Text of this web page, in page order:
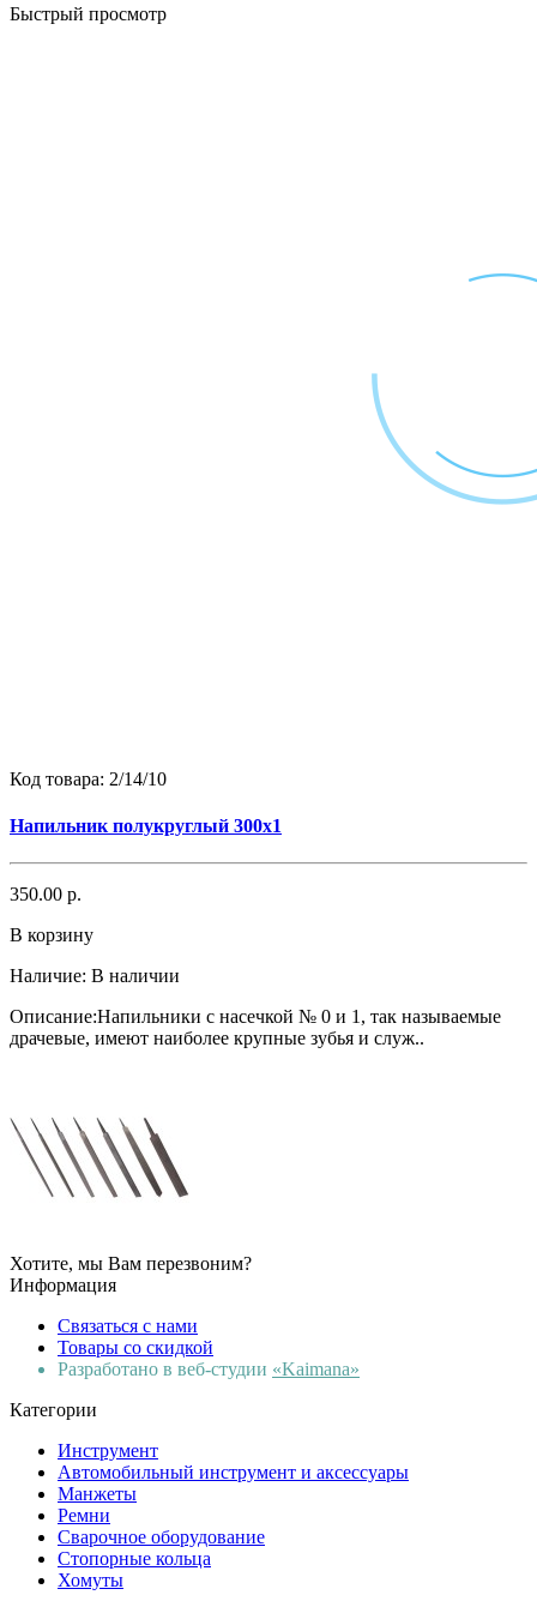
Быстрый просмотр
Код товара: 2/14/10
Напильник полукруглый 300х1
350.00 р.
В корзину
Наличие: В наличии
Описание:Напильники с насечкой № 0 и 1, так называемые
драчевые, имеют наиболее крупные зубья и служ..
Хотите, мы Вам перезвоним?
Информация
Связаться с нами
Товары со скидкой
Разработано в веб-студии «Kaimana»
Категории
Инструмент
Автомобильный инструмент и аксессуары
Манжеты
Ремни
Сварочное оборудование
Стопорные кольца
Хомуты